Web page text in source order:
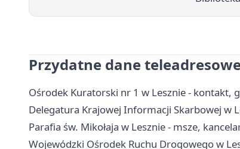
Przydatne dane
Ośrodek Kuratorski nr 1 w Lesznie - kontakt,
Delegatura Krajowej Informacji Skarbowej w
Parafia św. Mikołaja w Lesznie - msze,
Wojewódzki Ośrodek Ruchu Drogowego w